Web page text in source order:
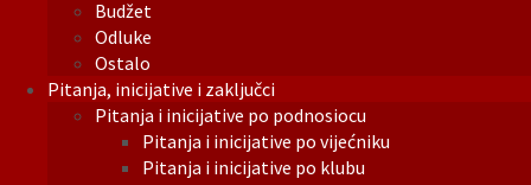
Budžet
Odluke
Ostalo
Pitanja, inicijative i zaključci
Pitanja i inicijative po podnosiocu
Pitanja i inicijative po vijećniku
Pitanja i inicijative po klubu